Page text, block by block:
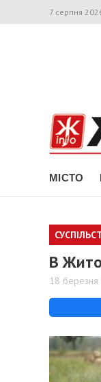
7 серпня
МІСТО
В
18